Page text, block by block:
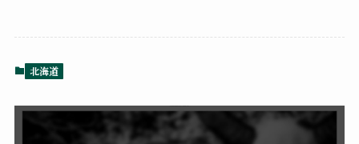
北海道